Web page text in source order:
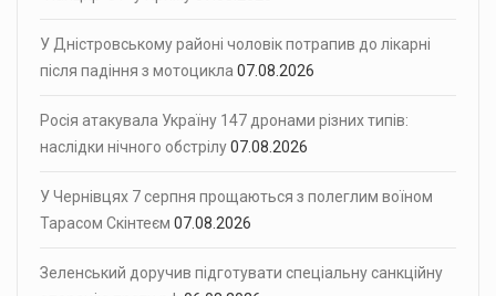
У Дністровському районі чоловік потрапив до лікарні
після падіння з мотоцикла 07.08.2026
Росія атакувала Україну 147 дронами різних типів:
наслідки нічного обстрілу07.08.2026
У Чернівцях 7 серпня прощаються з полеглим воїном
Тарасом Скінтеєм 07.08.2026
Зеленський доручив підготувати спеціальну санкційну